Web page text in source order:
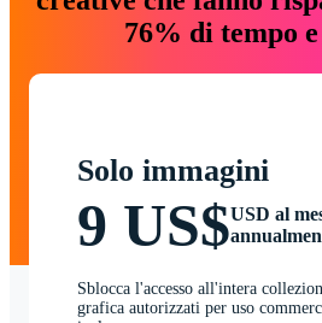
76% di tempo
Solo immagini
9 US$USD al
Sblocca l'accesso all'intera
grafica autorizzati per uso